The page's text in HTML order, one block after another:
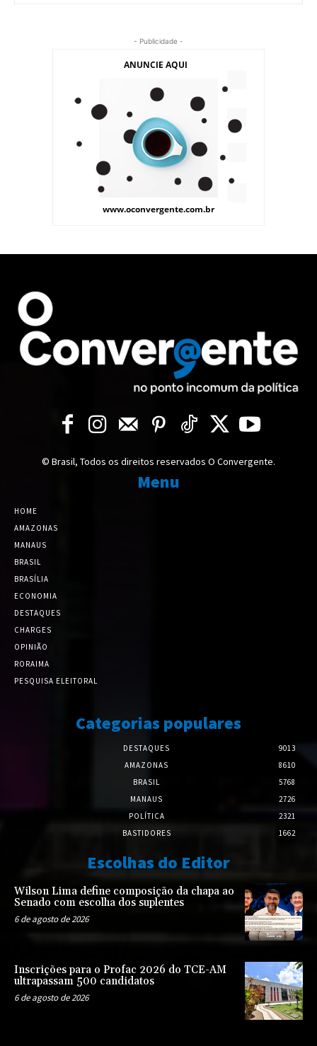
- Publicidade -
© Brasil, Todos os direitos reservados O Convergente.
Menu
HOME
AMAZONAS
MANAUS
BRASIL
BRASÍLIA
ECONOMIA
DESTAQUES
CHARGES
OPINIÃO
RORAIMA
PESQUISA ELEITORAL
Categorias populares
DESTAQUES
9013
AMAZONAS
8610
BRASIL
5768
MANAUS
2726
POLÍTICA
2321
BASTIDORES
1662
Escolhas do Editor
Wilson Lima define composição da chapa ao
Senado com escolha dos suplentes
6 de agosto de 2026
Inscrições para o Profac 2026 do TCE-AM
ultrapassam 500 candidatos
6 de agosto de 2026